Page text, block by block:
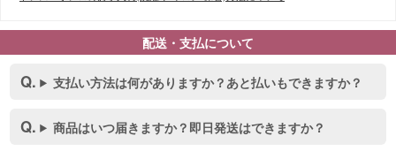
配送・支払について
支払い方法は何がありますか？あと払いもできますか？
商品はいつ届きますか？即日発送はできますか？